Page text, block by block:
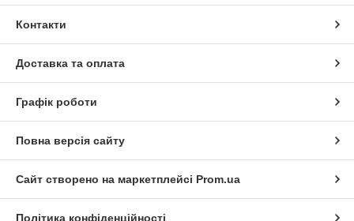
Контакти
Доставка та оплата
Графік роботи
Повна версія сайту
Сайт створено на маркетплейсі Prom.ua
Політика конфіденційності